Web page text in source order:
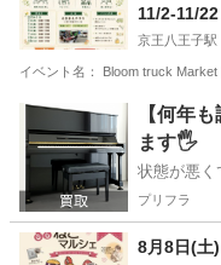
11/2-11/22
京王八王子駅
イベント名： Bloom truck
東京 八王子市 京王八
【何年
ます🖐️
状態が悪く
プリフラ
8月8日(